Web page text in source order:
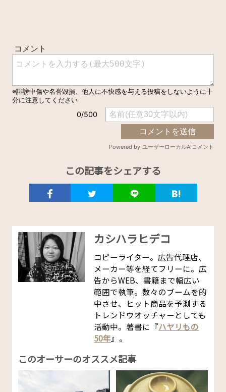
この記事をシェアする
カシハラヒデコ
コピーライター。広告代理店、
メーカー等を経てフリーに。広
告からWEB、書籍まで幅広い
範囲で執筆。数々のブームを的
中させ、ヒット商品を予測する
トレンドウオッチャーとしても
活動中。著書に『ハヤリもの
50年』。
このオーサーのオススメ記事